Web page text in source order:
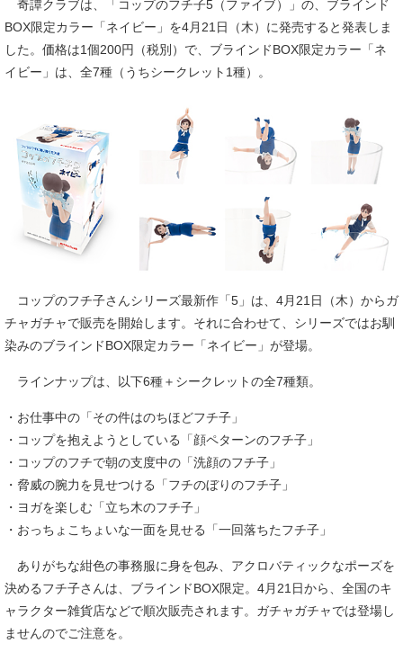
奇譚クラブは、「コップのフチ子5（ファイブ）」の、ブラインド
BOX限定カラー「ネイビー」を4月21日（木）に発売すると発表しま
した。価格は1個200円（税別）で、ブラインドBOX限定カラー「ネ
イビー」は、全7種（うちシークレット1種）。
コップのフチ子さんシリーズ最新作「5」は、4月21日（木）からガ
チャガチャで販売を開始します。それに合わせて、シリーズではお馴
染みのブラインドBOX限定カラー「ネイビー」が登場。
ラインナップは、以下6種＋シークレットの全7種類。
・お仕事中の「その件はのちほどフチ子」
・コップを抱えようとしている「顔ペターンのフチ子」
・コップのフチで朝の支度中の「洗顔のフチ子」
・脅威の腕力を見せつける「フチのぼりのフチ子」
・ヨガを楽しむ「立ち木のフチ子」
・おっちょこちょいな一面を見せる「一回落ちたフチ子」
ありがちな紺色の事務服に身を包み、アクロバティックなポーズを
決めるフチ子さんは、ブラインドBOX限定。4月21日から、全国のキ
ャラクター雑貨店などで順次販売されます。ガチャガチャでは登場し
ませんのでご注意を。